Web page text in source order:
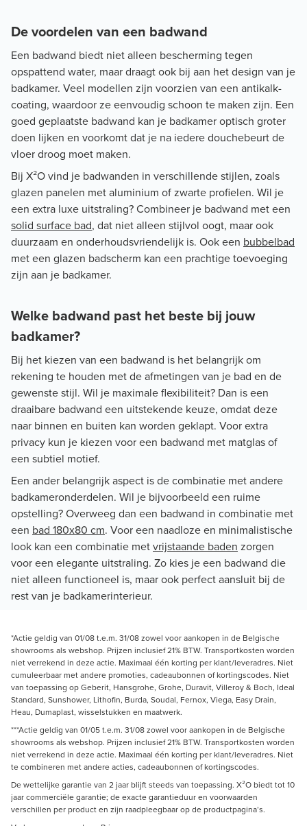
De voordelen van een badwand
Een badwand biedt niet alleen bescherming tegen
opspattend water, maar draagt ook bij aan het design van je
badkamer. Veel modellen zijn voorzien van een antikalk-
coating, waardoor ze eenvoudig schoon te maken zijn. Een
goed geplaatste badwand kan je badkamer optisch groter
doen lijken en voorkomt dat je na iedere douchebeurt de
vloer droog moet maken.
Bij X²O vind je badwanden in verschillende stijlen, zoals
glazen panelen met aluminium of zwarte profielen. Wil je
een extra luxe uitstraling? Combineer je badwand met een
solid surface bad, dat niet alleen stijlvol oogt, maar ook
duurzaam en onderhoudsvriendelijk is. Ook een bubbelbad
met een glazen badscherm kan een prachtige toevoeging
zijn aan je badkamer.
Welke badwand past het beste bij jouw
badkamer?
Bij het kiezen van een badwand is het belangrijk om
rekening te houden met de afmetingen van je bad en de
gewenste stijl. Wil je maximale flexibiliteit? Dan is een
draaibare badwand een uitstekende keuze, omdat deze
naar binnen en buiten kan worden geklapt. Voor extra
privacy kun je kiezen voor een badwand met matglas of
een subtiel motief.
Een ander belangrijk aspect is de combinatie met andere
badkameronderdelen. Wil je bijvoorbeeld een ruime
opstelling? Overweeg dan een badwand in combinatie met
een bad 180x80 cm. Voor een naadloze en minimalistische
look kan een combinatie metvrijstaande baden zorgen
voor een elegante uitstraling. Zo kies je een badwand die
niet alleen functioneel is, maar ook perfect aansluit bij de
rest van je badkamerinterieur.
*Actie geldig van 01/08 t.e.m. 31/08 zowel voor aankopen in de Belgische
showrooms als webshop. Prijzen inclusief 21% BTW. Transportkosten worden
niet verrekend in deze actie. Maximaal één korting per klant/leveradres. Niet
cumuleerbaar met andere promoties, cadeaubonnen of kortingscodes. Niet
van toepassing op Geberit, Hansgrohe, Grohe, Duravit, Villeroy & Boch, Ideal
Standard, Sunshower, Lithofin, Burda, Soudal, Fernox, Viega, Easy Drain,
Heau, Dumaplast, wisselstukken en maatwerk.
***Actie geldig van 01/05 t.e.m. 31/08 zowel voor aankopen in de Belgische
showrooms als webshop. Prijzen inclusief 21% BTW. Transportkosten worden
niet verrekend in deze actie. Maximaal één korting per klant/leveradres. Niet
te combineren met andere acties, cadeaubonnen of kortingscodes.
De wettelijke garantie van 2 jaar blijft steeds van toepassing. X²O biedt tot 10
jaar commerciële garantie; de exacte garantieduur en voorwaarden
verschillen per product en zijn raadpleegbaar op de productpagina’s.